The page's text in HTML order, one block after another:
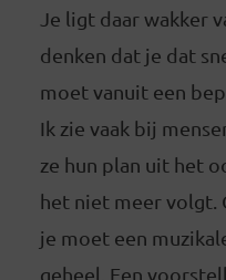
Je ligt daar wakker
denken dat je dat
moet vanuit een
Ik zie vaak bij
ze hun plan uit het
het niet meer volgt.
je moet een
geheel. Een